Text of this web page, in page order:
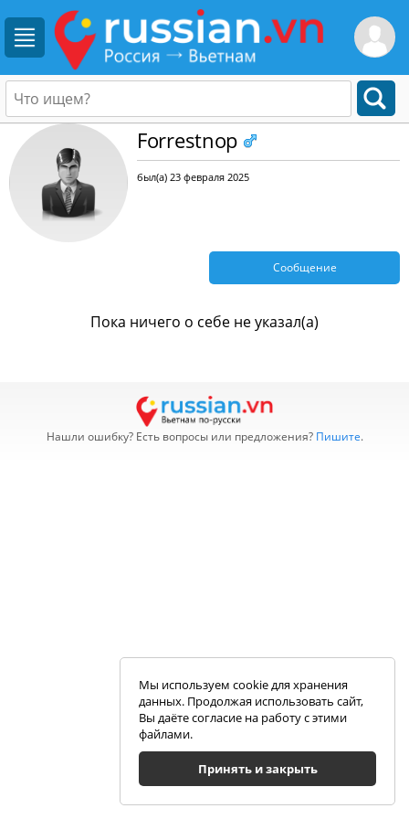
Forrestnop
был(а) 23 февраля 2025
Сообщение
Пока ничего о себе не указал(а)
Нашли ошибку? Есть вопросы или предложения? Пишите.
Мы используем cookie для хранения
данных. Продолжая использовать сайт,
Вы даёте согласие на работу с этими
файлами.
Принять и закрыть